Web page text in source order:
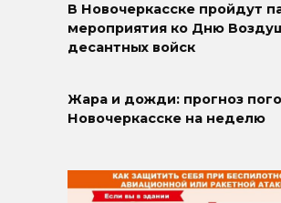
В Новочеркасске пройдут
мероприятия ко Дню
десантных войск
Жара и дожди: прогноз
Новочеркасске на неделю